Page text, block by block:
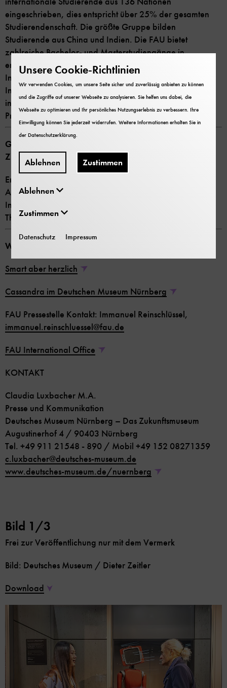
eingeschrieben, dies entspricht über 25% der gesamten
Studierendenschaft. Die größte Gruppe bilden
Studierende aus China und Indien. Die FAU bietet
zahlreiche Bachelor- und Masterstudiengänge in
englischer Sprache an. Die zentrale Anlaufstelle ist das
International Office der FAU, das Beratung und
Information bietet, sowie die Welcome Week für
internationale Studierende organisiert. (Quelle:
Pressestelle der FAU)
Grunddaten: Deutsches Museum Nürnberg – Das
Zukunftsmuseum:
Eröffnung: 17. September 2021
Ausstellungsfläche: 2900 Quadratmeter
Inhaltlicher Schwerpunkt: Technik-ethische Fragen; 5
Themenbereiche.
Weiterführende Infos:
Smart aber herzlich
Cassandra im Deutschen Museum Nürnberg
FAU Pressestelle Kontakt: Immanuel Reinschlüssel,
immanuel.reinschluessel@fau.de
FAU International Office
KONTAKT
Claudia Luxbacher M.A.
Presse und Kommunikation
Deutsches Museum Nürnberg – Das Zukunftsmuseum
Augustinerhof 4 / 90403 Nürnberg
Tel. +49 911 21548 - 890 / Mobil +49 152 08271359
c.luxbacher@deutsches-museum.de
www.deutsches-museum.de/nuernberg
Bild 1/3
Frei zur Veröffentlichung nur mit dem Vermerk
Bild: Deutsches Museum / Dieter Zeitler
Download
Unsere Cookie-Richtlinien
Wir verwenden Cookies, um unsere Seite sicher und zuverlässig anbieten zu können
und die Zugriffe auf unserer Webseite zu analysieren. Sie helfen uns dabei, die
Webseite zu optimieren und Ihr persönliches Nutzungserlebnis zu verbessern. Ihre
Einwilligung können Sie jederzeit widerrufen. Weitere Informationen erhalten Sie in
derDatenschutzerklärung
Ablehnen Zustimmen
Ablehnen
Zustimmen
Datenschutz Impressum